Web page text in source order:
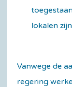
lokalen
Vanwege de
regering